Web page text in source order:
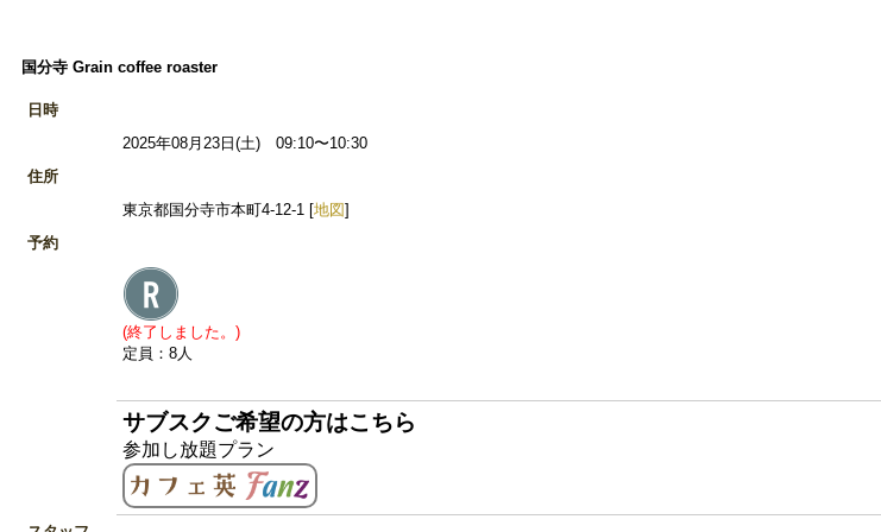
国分寺 Grain coffee roaster
日時
2025年08月23日(土) 09:10〜10:30
住所
東京都国分寺市本町4-12-1 [地図]
予約
(終了しました。)
定員：8人
サブスクご希望の方はこちら
参加し放題プラン